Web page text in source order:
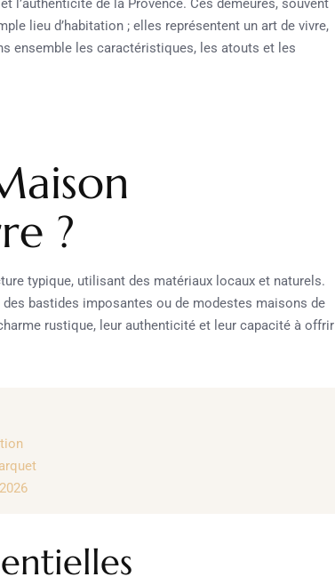
l’authenticité de la Provence. Ces demeures, souvent
lieu d’habitation ; elles représentent un art de vivre,
ensemble les caractéristiques, les atouts et les
?
typique, utilisant des matériaux locaux et naturels.
bastides imposantes ou de modestes maisons de
rustique, leur authenticité et leur capacité à offrir